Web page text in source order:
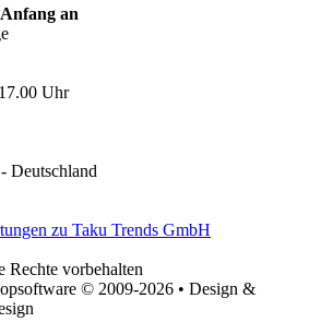
an
Uhr
Deutschland
Rechte vorbehalten
© 2009-2026 • Design &